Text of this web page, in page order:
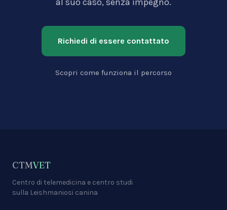
Richiedi di essere contattato
Scopri come funziona il percorso
CTMVET
Centro di telemedicina e centro studi
sulla Leishmaniosi canina